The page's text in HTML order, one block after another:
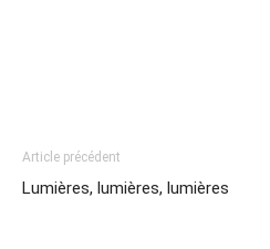
Article précédent
Lumières, lumières, lumières